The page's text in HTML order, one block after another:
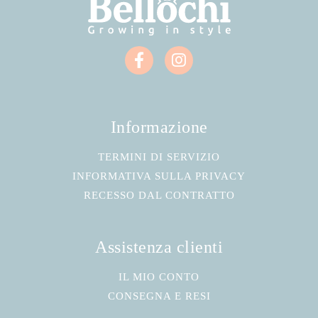
Informazione
TERMINI DI SERVIZIO
INFORMATIVA SULLA PRIVACY
RECESSO DAL CONTRATTO
Assistenza clienti
IL MIO CONTO
CONSEGNA E RESI